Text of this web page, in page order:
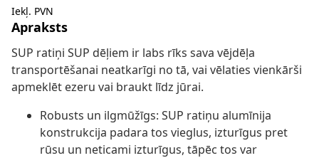
Iekļ. PVN
Apraksts
SUP ratiņi SUP dēļiem ir labs rīks sava vējdēļa
transportēšanai neatkarīgi no tā, vai vēlaties vienkārši
apmeklēt ezeru vai braukt līdz jūrai.
Robusts un ilgmūžīgs: SUP ratiņu alumīnija
konstrukcija padara tos vieglus, izturīgus pret
rūsu un neticami izturīgus, tāpēc tos var